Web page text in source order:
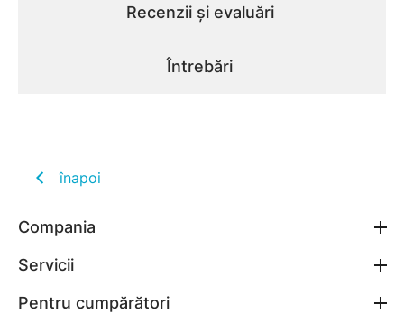
Recenzii și evaluări
Întrebări
înapoi
Compania
Servicii
Pentru cumpărători